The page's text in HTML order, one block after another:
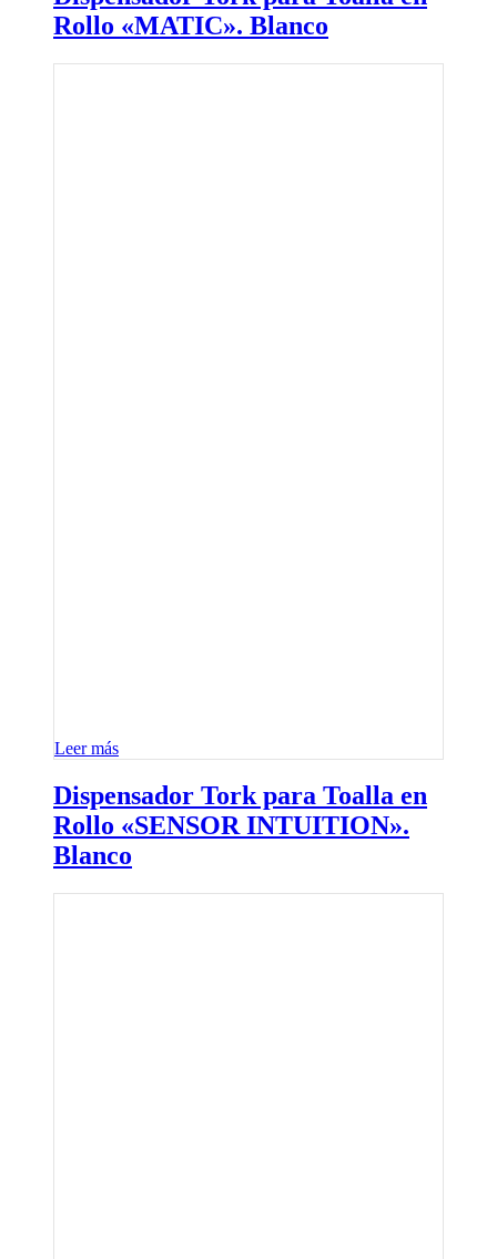
Rollo «MATIC». Blanco
Leer más
Dispensador Tork para Toalla en
Rollo «SENSOR INTUITION».
Blanco